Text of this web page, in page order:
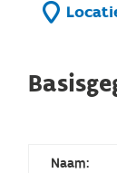
Naam: